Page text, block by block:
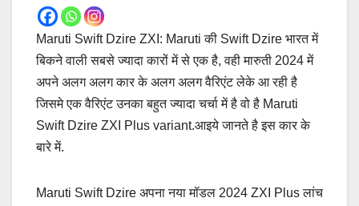
Maruti Swift Dzire ZXI: Maruti की Swift Dzire भारत में
बिकने वाली सबसे ज्यादा कारों में से एक है, वही मारुती 2024 में
अपने अलग अलग कार के अलग अलग वैरिएंट लेके आ रही है
जिसमे एक वैरिएंट उनका बहुत ज्यादा चर्चा में है वो है Maruti
Swift Dzire ZXI Plus variant.आइये जानते है इस कार के
बारे में.
Maruti Swift Dzire अपना नया मॉडल 2024 ZXI Plus लांच